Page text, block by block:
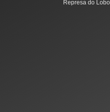
Represa do